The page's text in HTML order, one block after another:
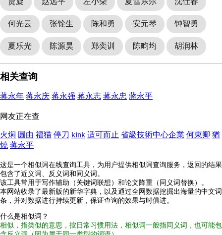
何光云 张铨生 陈和勇 安元琴 钟智勇
夏乐光 陈源昊 郑奕训 陈畇均 胡润林
相关查询
蒋永年 蒋永庆 蒋永强 蒋永志 蒋永忠 蔣永平
网友正在查
火焖 圓由 福猫 停刀 kink 适可而止 省級技術中心企業 何東卿 猶
燒 蒋永平
这是一个相似词在线查询工具，为用户提供相似词查询服务，返回的结果
包含了近义词、反义词和同义词。
该工具常用于写作辅助（关键词联想）和论文降重（同义词替换）。
本网站收录了最新版的新华字典，以及通过全网数据挖掘出海量的中文词
条，并对数据进行持续更新，保证查询的效果与时俱进。
什么是相似词？
相似，指类似的意思，按日常习惯用法，相似词一般指同义词，也可能包